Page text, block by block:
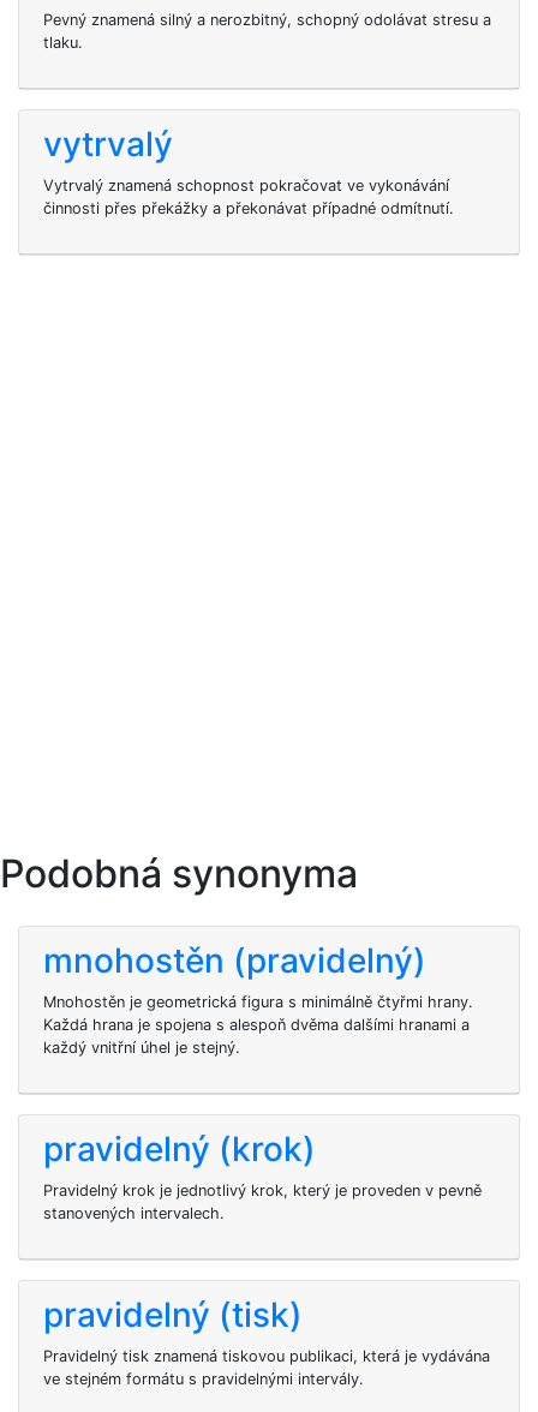
Pevný znamená silný a nerozbitný, schopný odolávat stresu a
tlaku.
vytrvalý
Vytrvalý znamená schopnost pokračovat ve vykonávání
činnosti přes překážky a překonávat případné odmítnutí.
Podobná synonyma
mnohostěn (pravidelný)
Mnohostěn je geometrická figura s minimálně čtyřmi hrany.
Každá hrana je spojena s alespoň dvěma dalšími hranami a
každý vnitřní úhel je stejný.
pravidelný (krok)
Pravidelný krok je jednotlivý krok, který je proveden v pevně
stanovených intervalech.
pravidelný (tisk)
Pravidelný tisk znamená tiskovou publikaci, která je vydávána
ve stejném formátu s pravidelnými intervály.